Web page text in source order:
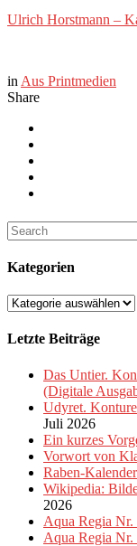
Ulrich Horstmann –
in Aus Printmedien
Share
Kategorien
Kategorien
Letzte Beiträge
Das Untier.
(Digitale
Udyret.
Juli 2026
Ein kurzes
Vorwort von
Raben-
Wikipedia:
2026
Aqua Regia Nr.
Aqua Regia Nr.